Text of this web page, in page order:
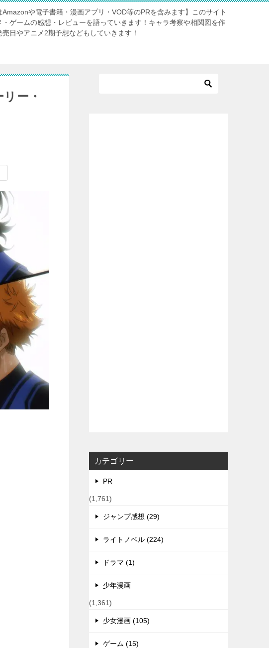
Amazonや電子書籍・漫画アプリ・VOD等のPRを含みます】このサイト
・ゲームの感想・レビューを語っていきます！キャラ考察や相関図を作
日やアニメ2期予想などもしていきます！
ー・
カテゴリー
PR
(1,761)
ジャンプ感想 (29)
ライトノベル (224)
ドラマ (1)
少年漫画
(1,361)
少女漫画 (105)
ゲーム (15)